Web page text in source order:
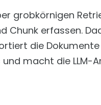
grobkörnigen
Chunk erfassen.
die
macht die